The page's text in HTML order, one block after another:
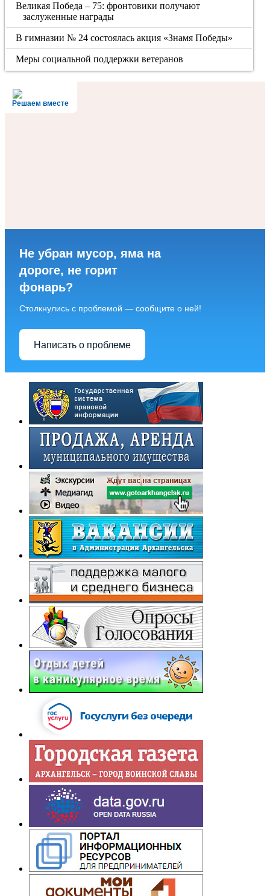
Великая Победа – 75: фронтовики получают
заслуженные награды
В гимназии № 24 состоялась акция «Знамя Победы»
Меры социальной поддержки ветеранов
Решаем вместе
Не убран мусор, яма на
дороге, не горит
фонарь?
Столкнулись с проблемой — сообщите о ней!
Написать о проблеме